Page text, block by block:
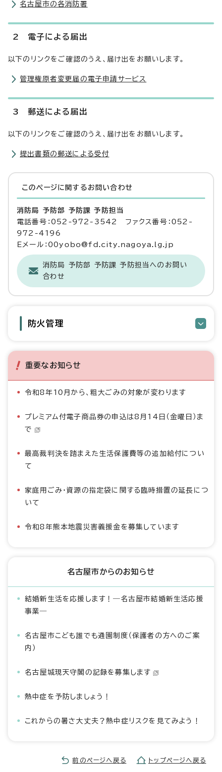
名古屋市の各消防署
2 電子による届出
以下のリンクをご確認のうえ、届け出をお願いします。
管理権原者変更届の電子申請サービス
3 郵送による届出
以下のリンクをご確認のうえ、届け出をお願いします。
提出書類の郵送による受付
このページに関する お問い合わせ
消防局 予防部 予防課 予防担当
電話番号：052-972-3542 ファクス番号：052-
972-4196
Eメール：00yobo@fd.city.nagoya.lg.jp
消防局 予防部 予防課 予防担当へのお問い
合わせ
防火管理
重要なお知らせ
令和8年10月から、粗大ごみの対象が変わります
プレミアム付電子商品券の申込は8月14日（金曜日）ま
で
最高裁判決を踏まえた生活保護費等の追加給付につい
て
家庭用ごみ・資源の指定袋に関する臨時措置の延長につ
いて
令和8年熊本地震災害義援金を募集しています
名古屋市からのお知らせ
結婚新生活を応援します！―名古屋市結婚新生活応援
事業―
名古屋市こども誰でも通園制度（保護者の方へのご案
内）
名古屋城現天守閣の記録を募集します
熱中症を予防しましょう！
これからの暑さ大丈夫？熱中症リスクを見てみよう！
前のページへ戻る トップページへ戻る